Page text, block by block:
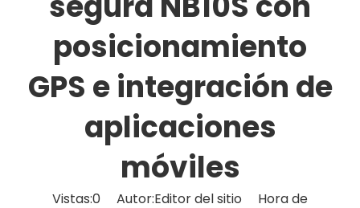
posicionamiento
GPS e integración de
aplicaciones
móviles
Vistas:0 Autor:Editor del sitio Hora de